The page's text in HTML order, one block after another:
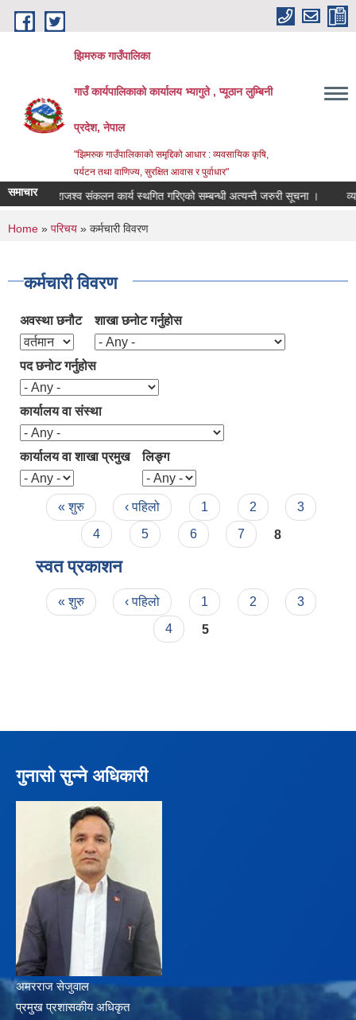
Skip to main content
झिमरुक गाउँपालिका
गाउँ कार्यपालिकाको कार्यालय भ्यागुते , प्यूठान लुम्बिनी
प्रदेश, नेपाल
"झिमरुक गाउँपालिकाको समृद्दिको आधार : व्यवसायिक कृषि,
पर्यटन तथा वाणिज्य, सुरक्षित आवास र पुर्वाधार"
समाचार राजश्व संकलन कार्य स्थगित गरिएको सम्बन्धी अत्यन्तै जरुरी सूचना ।
You are here
Home » परिचय » कर्मचारी विवरण
कर्मचारी विवरण
अवस्था छनौट शाखा छनोट गर्नुहोस
पद छनोट गर्नुहोस
कार्यालय वा संस्था
कार्यालय वा शाखा प्रमुख लिङ्ग
Pages
« शुरु ‹ पहिलो 1 2
3
4
5 6 7 8
स्वत प्रकाशन
Pages
« शुरु ‹ पहिलो 1 2
3
4
5
गुनासो सुन्ने अधिकारी
अमरराज सेजुवाल
प्रमुख प्रशासकीय अधिकृत